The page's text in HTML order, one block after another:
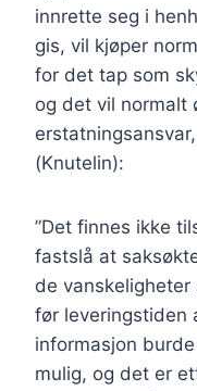
innrette seg i
gis, vil kjøper
for det tap som
og det vil normalt
(Knutelin):
”Det finnes ikke
fastslå at
de
før leveringstiden
informasjon
mulig, og det er